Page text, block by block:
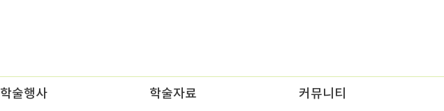
학술행사 학술자료 커뮤니티